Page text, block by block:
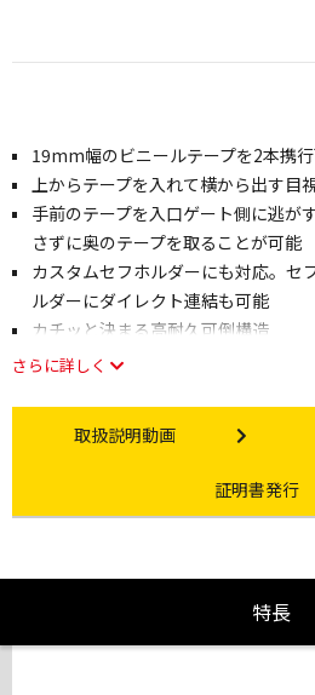
19mm幅のビニールテープを2本携
上からテープを入れて横から出す目
手前のテープを入口ゲート側に逃が
さずに奥のテープを取ることが可能
カスタムセフホルダーにも対応。セ
ルダーにダイレクト連結も可能
カチッと決まる高耐久可倒構造
さらに詳しく
Instruction video
取扱説明動画
Certificate
証明書発行
特長